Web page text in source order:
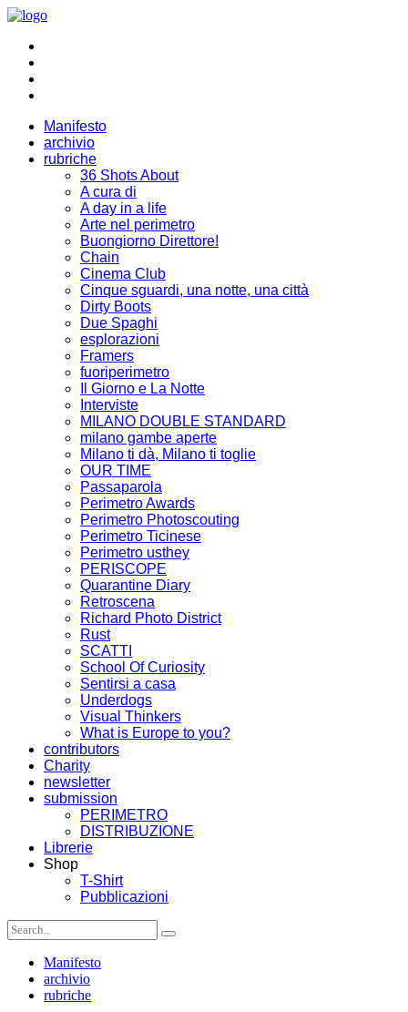
Manifesto
archivio
rubriche
36 Shots About
A cura di
A day in a life
Arte nel perimetro
Buongiorno Direttore!
Chain
Cinema Club
Cinque sguardi, una notte, una città
Dirty Boots
Due Spaghi
esplorazioni
Framers
fuoriperimetro
Il Giorno e La Notte
Interviste
MILANO DOUBLE STANDARD
milano gambe aperte
Milano ti dà, Milano ti toglie
OUR TIME
Passaparola
Perimetro Awards
Perimetro Photoscouting
Perimetro Ticinese
Perimetro usthey
PERISCOPE
Quarantine Diary
Retroscena
Richard Photo District
Rust
SCATTI
School Of Curiosity
Sentirsi a casa
Underdogs
Visual Thinkers
What is Europe to you?
contributors
Charity
newsletter
submission
PERIMETRO
DISTRIBUZIONE
Librerie
Shop
T-Shirt
Pubblicazioni
Manifesto
archivio
rubriche